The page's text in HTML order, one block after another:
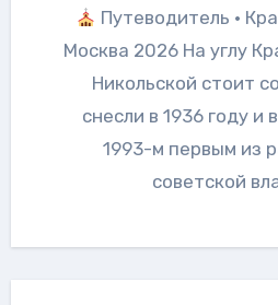
Путеводитель ·
Москва 2026 На углу
Никольской стоит
снесли в 1936 году и
1993-м первым из
советской